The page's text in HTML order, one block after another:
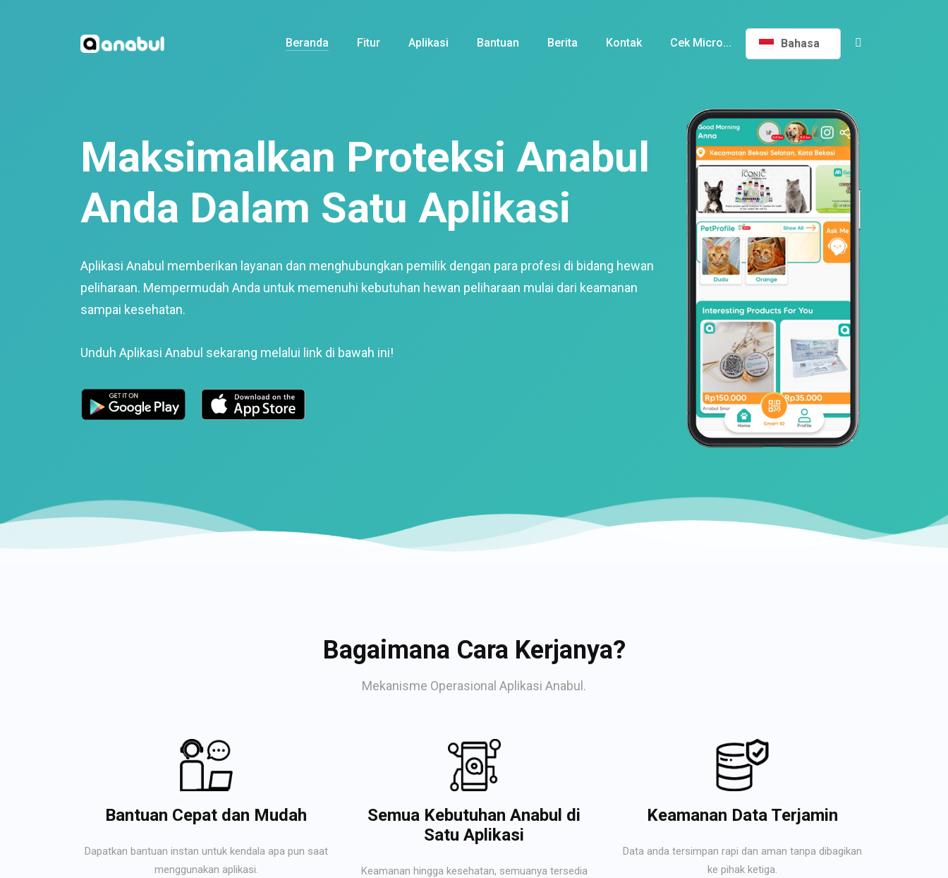
Beranda Fitur Aplikasi Bantuan Berita Kontak Cek Micro... Bahasa
Maksimalkan Proteksi Anabul
Anda Dalam Satu Aplikasi
Aplikasi Anabul memberikan layanan dan menghubungkan pemilik dengan para profesi di bidang hewan
peliharaan. Mempermudah Anda untuk memenuhi kebutuhan hewan peliharaan mulai dari keamanan
sampai kesehatan.
Unduh Aplikasi Anabul sekarang melalui link di bawah ini!
Bagaimana Cara Kerjanya?
Mekanisme Operasional Aplikasi Anabul.
Bantuan Cepat dan Mudah
Dapatkan bantuan instan untuk kendala apa pun saat
menggunakan aplikasi.
Semua Kebutuhan Anabul di
Satu Aplikasi
Keamanan hingga kesehatan, semuanya tersedia
Keamanan Data Terjamin
Data anda tersimpan rapi dan aman tanpa dibagikan
ke pihak ketiga.